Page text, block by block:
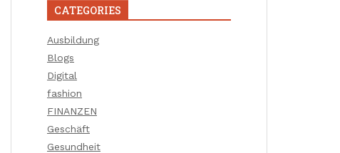
CATEGORIES
Ausbildung
Blogs
Digital
fashion
FINANZEN
Geschäft
Gesundheit